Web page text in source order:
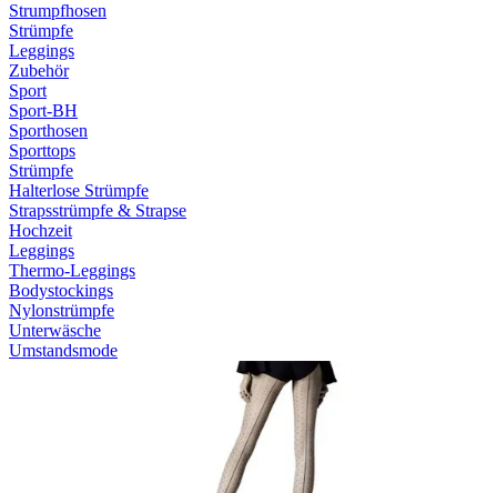
Strumpfhosen
Strümpfe
Leggings
Zubehör
Sport
Sport-BH
Sporthosen
Sporttops
Strümpfe
Halterlose Strümpfe
Strapsstrümpfe & Strapse
Hochzeit
Leggings
Thermo-Leggings
Bodystockings
Nylonstrümpfe
Unterwäsche
Umstandsmode